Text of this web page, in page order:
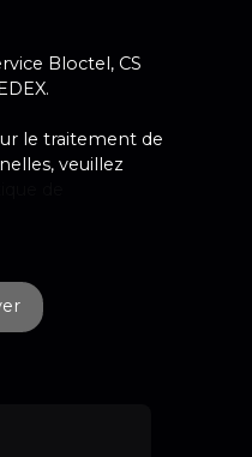
Bloctel, CS
le traitement de
veuillez